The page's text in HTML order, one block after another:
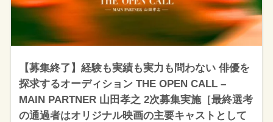
【募集終了】経験も実績も実力も問わない 俳優を
探求するオーディション THE OPEN CALL –
MAIN PARTNER 山田孝之 2次募集実施［最終選考
の通過者はオリジナル映画の主要キャストとして